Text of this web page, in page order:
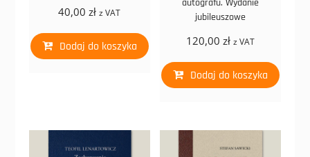
40,00zł z VAT
Dodaj do koszyka
jubileuszowe
120,00zł z VAT
Dodaj do koszyka